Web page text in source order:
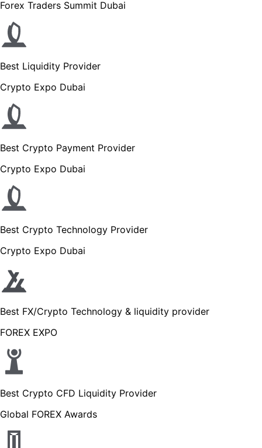
Forex Traders Summit Dubai
Best Liquidity Provider
Crypto Expo Dubai
Best Crypto Payment Provider
Crypto Expo Dubai
Best Crypto Technology Provider
Crypto Expo Dubai
Best FX/Crypto Technology & liquidity provider
FOREX EXPO
Best Crypto CFD Liquidity Provider
Global FOREX Awards